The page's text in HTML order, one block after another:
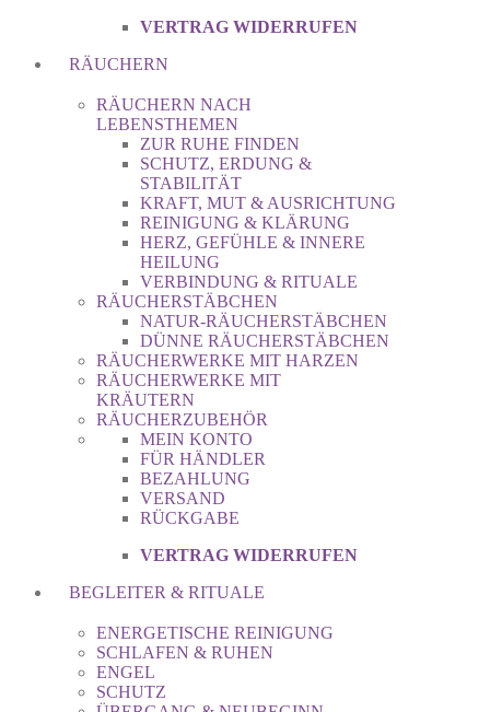
VERTRAG WIDERRUFEN
RÄUCHERN
RÄUCHERN NACH
LEBENSTHEMEN
ZUR RUHE FINDEN
SCHUTZ, ERDUNG &
STABILITÄT
KRAFT, MUT & AUSRICHTUNG
REINIGUNG & KLÄRUNG
HERZ, GEFÜHLE & INNERE
HEILUNG
VERBINDUNG & RITUALE
RÄUCHERSTÄBCHEN
NATUR-RÄUCHERSTÄBCHEN
DÜNNE RÄUCHERSTÄBCHEN
RÄUCHERWERKE MIT HARZEN
RÄUCHERWERKE MIT
KRÄUTERN
RÄUCHERZUBEHÖR
MEIN KONTO
FÜR HÄNDLER
BEZAHLUNG
VERSAND
RÜCKGABE
VERTRAG WIDERRUFEN
BEGLEITER & RITUALE
ENERGETISCHE REINIGUNG
SCHLAFEN & RUHEN
ENGEL
SCHUTZ